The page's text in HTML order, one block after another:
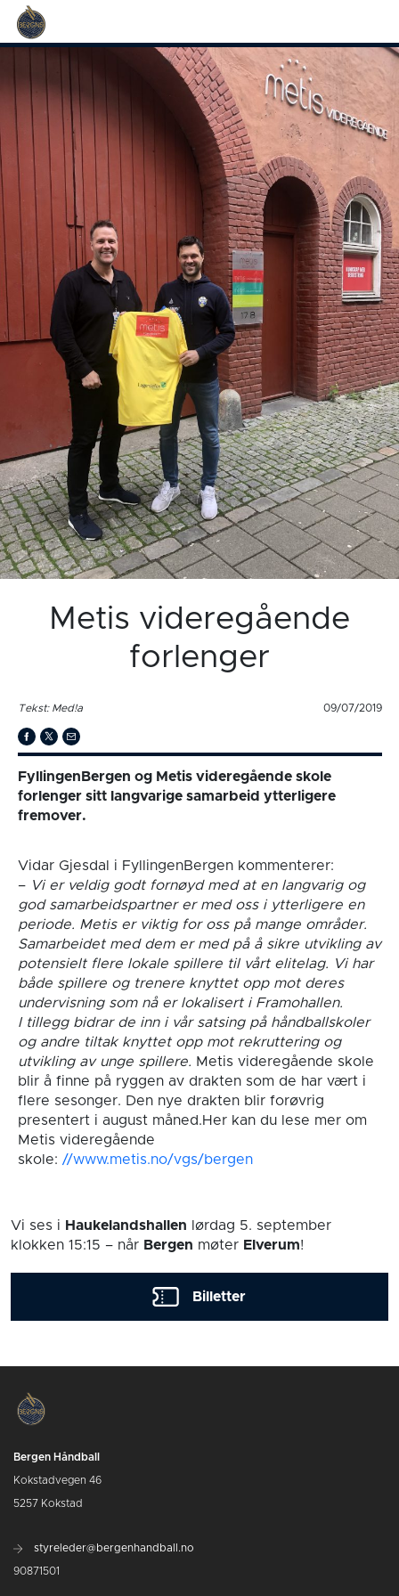
Metis videregående
forlenger
Tekst: Med!a 09/07/2019
FyllingenBergen og Metis videregående skole
forlenger sitt langvarige samarbeid ytterligere
fremover.
Vidar Gjesdal i FyllingenBergen kommenterer:
– Vi er veldig godt fornøyd med at en langvarig og
god samarbeidspartner er med oss i ytterligere en
periode. Metis er viktig for oss på mange områder.
Samarbeidet med dem er med på å sikre utvikling av
potensielt flere lokale spillere til vårt elitelag. Vi har
både spillere og trenere knyttet opp mot deres
undervisning som nå er lokalisert i Framohallen.
I tillegg bidrar de inn i vår satsing på håndballskoler
og andre tiltak knyttet opp mot rekruttering og
utvikling av unge spillere. Metis videregående skole
blir å finne på ryggen av drakten som de har vært i
flere sesonger. Den nye drakten blir forøvrig
presentert i august måned.Her kan du lese mer om
Metis videregående
skole: //www.metis.no/vgs/bergen
Vi ses i Haukelandshallen lørdag 5. september
klokken 15:15 – når Bergen møter Elverum!
Billetter
Bergen Håndball
Kokstadvegen 46
5257 Kokstad
styreleder@bergenhandball.no
90871501